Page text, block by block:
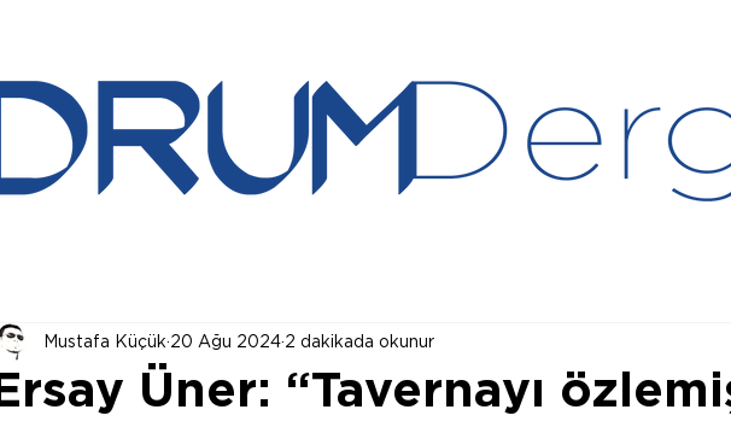
Ersay Üner: “Tavernayı
Mustafa Küçük 20 Ağu 2024 2 dakikada okunur